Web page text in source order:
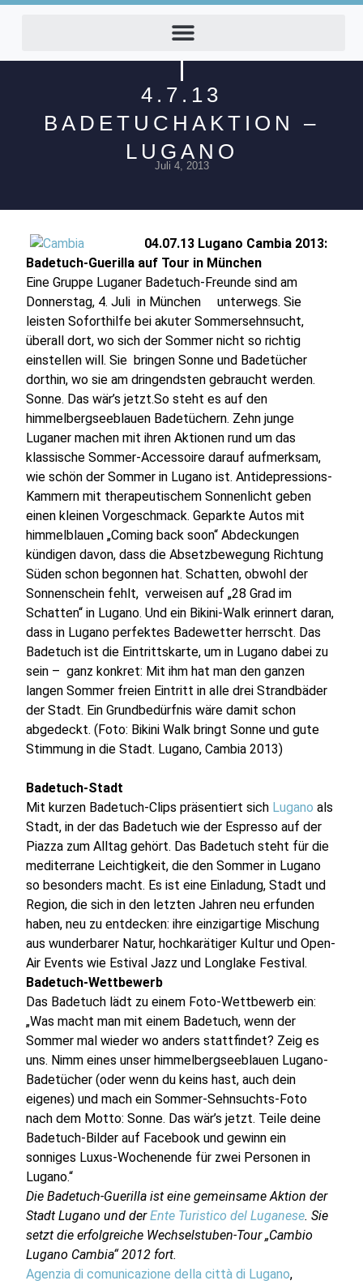
4.7.13
BADETUCHAKTION –
LUGANO
Juli 4, 2013
04.07.13 Lugano Cambia 2013:
Badetuch-Guerilla auf Tour in München
Eine Gruppe Luganer Badetuch-Freunde sind am
Donnerstag, 4. Juli in München unterwegs. Sie
leisten Soforthilfe bei akuter Sommersehnsucht,
überall dort, wo sich der Sommer nicht so richtig
einstellen will. Sie bringen Sonne und Badetücher
dorthin, wo sie am dringendsten gebraucht werden.
Sonne. Das wär’s jetzt.So steht es auf den
himmelbergseeblauen Badetüchern. Zehn junge
Luganer machen mit ihren Aktionen rund um das
klassische Sommer-Accessoire darauf aufmerksam,
wie schön der Sommer in Lugano ist. Antidepressions-
Kammern mit therapeutischem Sonnenlicht geben
einen kleinen Vorgeschmack. Geparkte Autos mit
himmelblauen „Coming back soon“ Abdeckungen
kündigen davon, dass die Absetzbewegung Richtung
Süden schon begonnen hat. Schatten, obwohl der
Sonnenschein fehlt, verweisen auf „28 Grad im
Schatten“ in Lugano. Und ein Bikini-Walk erinnert daran,
dass in Lugano perfektes Badewetter herrscht. Das
Badetuch ist die Eintrittskarte, um in Lugano dabei zu
sein – ganz konkret: Mit ihm hat man den ganzen
langen Sommer freien Eintritt in alle drei Strandbäder
der Stadt. Ein Grundbedürfnis wäre damit schon
abgedeckt. (Foto: Bikini Walk bringt Sonne und gute
Stimmung in die Stadt. Lugano, Cambia 2013)
Badetuch-Stadt
Mit kurzen Badetuch-Clips präsentiert sich Lugano als
Stadt, in der das Badetuch wie der Espresso auf der
Piazza zum Alltag gehört. Das Badetuch steht für die
mediterrane Leichtigkeit, die den Sommer in Lugano
so besonders macht. Es ist eine Einladung, Stadt und
Region, die sich in den letzten Jahren neu erfunden
haben, neu zu entdecken: ihre einzigartige Mischung
aus wunderbarer Natur, hochkarätiger Kultur und Open-
Air Events wie Estival Jazz und Longlake Festival.
Badetuch-Wettbewerb
Das Badetuch lädt zu einem Foto-Wettbewerb ein:
„Was macht man mit einem Badetuch, wenn der
Sommer mal wieder wo anders stattfindet? Zeig es
uns. Nimm eines unser himmelbergseeblauen Lugano-
Badetücher (oder wenn du keins hast, auch dein
eigenes) und mach ein Sommer-Sehnsuchts-Foto
nach dem Motto: Sonne. Das wär’s jetzt. Teile deine
Badetuch-Bilder auf Facebook und gewinn ein
sonniges Luxus-Wochenende für zwei Personen in
Lugano.“
Die Badetuch-Guerilla ist eine gemeinsame Aktion der
Stadt Lugano und derEnte Turistico del Luganese. Sie
setzt die erfolgreiche Wechselstuben-Tour „Cambio
Lugano Cambia“ 2012 fort.
Agenzia di comunicazione della città di Lugano,